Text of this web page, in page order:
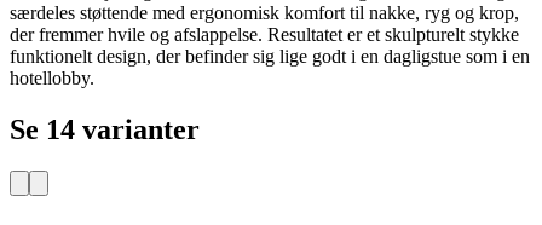
særdeles støttende med ergonomisk komfort til nakke, ryg og krop,
der fremmer hvile og afslappelse. Resultatet er et skulpturelt stykke
funktionelt design, der befinder sig lige godt i en dagligstue som i en
hotellobby.
Se 14 varianter